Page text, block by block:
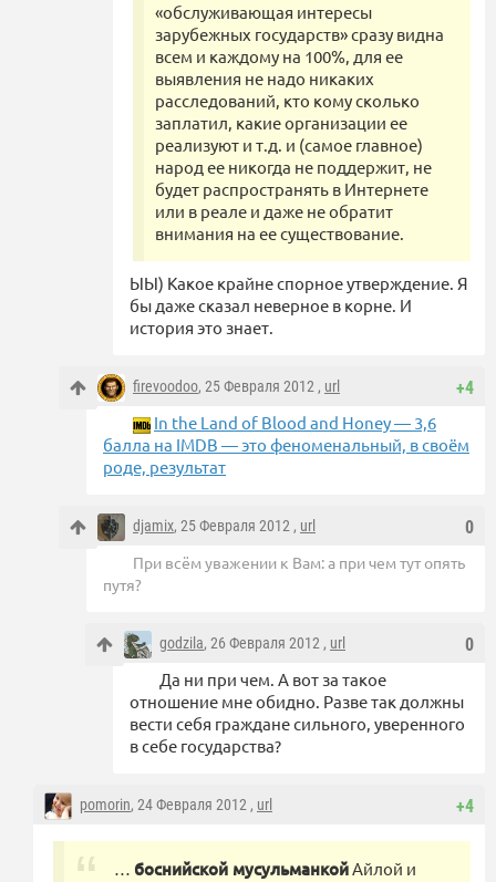
«обслуживающая интересы
зарубежных государств» сразу видна
всем и каждому на 100%, для ее
выявления не надо никаких
расследований, кто кому сколько
заплатил, какие организации ее
реализуют и т.д. и (самое главное)
народ ее никогда не поддержит, не
будет распространять в Интернете
или в реале и даже не обратит
внимания на ее существование.
ЫЫ) Какое крайне спорное утверждение. Я
бы даже сказал неверное в корне. И
история это знает.
+4
firevoodoo, 25 Февраля 2012 , url
In the Land of Blood and Honey — 3,6
балла на IMDB — это феноменальный, в своём
роде, результат
0
djamix, 25 Февраля 2012 , url
При всём уважении к Вам: а при чем тут опять
путя?
0
godzila, 26 Февраля 2012 , url
Да ни при чем. А вот за такое
отношение мне обидно. Разве так должны
вести себя граждане сильного, уверенного
в себе государства?
+4
pomorin, 24 Февраля 2012 , url
… боснийской мусульманкойАйлой и